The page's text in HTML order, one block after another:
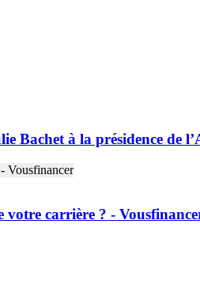
Bachet à la présidence de
votre carrière ? -